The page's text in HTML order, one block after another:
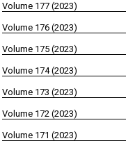
Volume 177 (2023)
Volume 176 (2023)
Volume 175 (2023)
Volume 174 (2023)
Volume 173 (2023)
Volume 172 (2023)
Volume 171 (2023)